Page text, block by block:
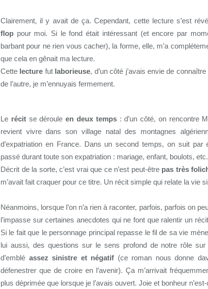
Clairement, il y avait de ça. Cependant, cette lecture s’est
flop pour moi. Si le fond était intéressant (et encore par
barbant pour ne rien vous cacher), la forme, elle, m’a
que cela en gênait ma lecture.
Cette lecture fut laborieuse, d’un côté j’avais envie de
de l’autre, je m’ennuyais fermement.
Le récitse dérouleen deux temps: d’un côté, on rencontre
revient vivre dans son village natal des montagnes
d’expatriation en France. Dans un second temps, on suit par
passé durant toute son expatriation : mariage, enfant, boulots, etc.
Décrit de la sorte, c’est vrai que ce n’est peut-être pas très
m’avait fait craquer pour ce titre. Un récit simple qui relate la vie
Néanmoins, lorsque l’on n’a rien à raconter, parfois, parfois on
l’impasse sur certaines anecdotes qui ne font que ralentir un
Si le fait que le personnage principal repasse le fil de sa vie
lui aussi, des questions sur le sens profond de notre rôle
d’emblé assez sinistre et négatif (ce roman nous donne
défenestrer que de croire en l’avenir). Ça m’arrivait
plus déprimée que lorsque je l’avais ouvert. Joie et bonheur